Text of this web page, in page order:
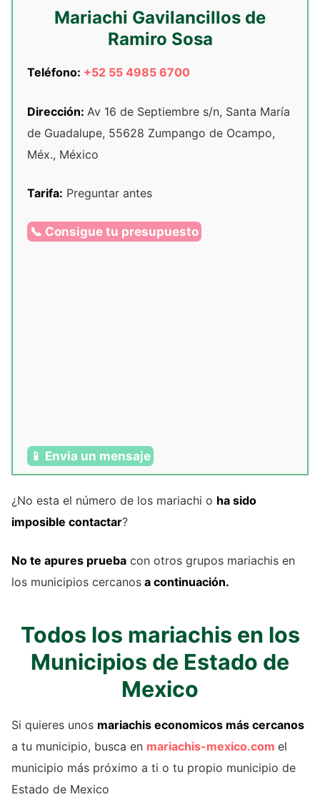
Mariachi Gavilancillos de
Ramiro Sosa
Teléfono: +52 55 4985 6700
Dirección: Av 16 de Septiembre s/n, Santa María
de Guadalupe, 55628 Zumpango de Ocampo,
Méx., México
Tarifa: Preguntar antes
📞 Consigue tu presupuesto
📱 Envia un mensaje
¿No esta el número de los mariachi o ha sido
imposible contactar?
No te apures prueba con otros grupos mariachis en
los municipios cercanos a continuación.
Todos los mariachis en los
Municipios de Estado de
Mexico
Si quieres unos mariachis economicos más cercanos
a tu municipio, busca en mariachis-mexico.com el
municipio más próximo a ti o tu propio municipio de
Estado de Mexico